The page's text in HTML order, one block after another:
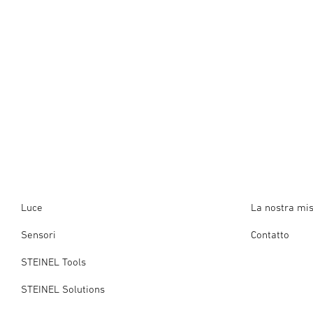
Luce
Sensori
STEINEL Tools
STEINEL Solutions
La nostra
Contatto